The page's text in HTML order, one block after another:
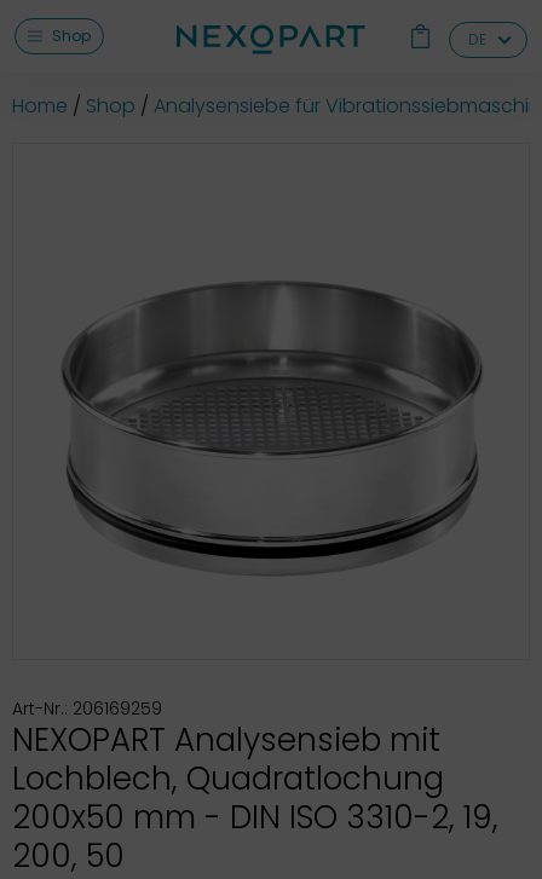
Shop DE
Home Shop Analysensiebe für
Art-Nr.: 206169259
NEXOPART Analysensieb mit
Lochblech, Quadratlochung
200x50 mm - DIN ISO 3310-2, 19,
200, 50